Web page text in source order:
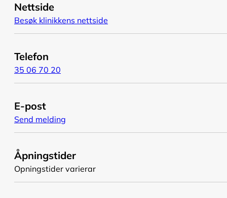
Åpningstider
Opningstider varierar
Telefon
35 06 70 20
E-post
Send melding
Nettside
Besøk klinikkens nettside